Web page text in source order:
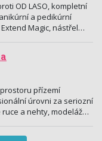
OD LASO, kompletní
a pedikúrní
Magic, nástřel…
přízemí
úrovni za seriozní
ruce a nehty, modeláž…